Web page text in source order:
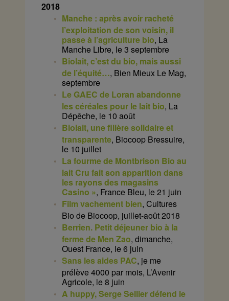
2018
Manche : après avoir racheté
l’exploitation de son voisin, il
passe à l’agriculture bio, La
Manche Libre, le 3 septembre
Biolait, c’est du bio, mais aussi
de l’équité…, Bien Mieux Le Mag,
septembre
Le GAEC de Loran abandonne
les céréales pour le lait bio, La
Dépêche, le 10 août
Biolait, une filière solidaire et
transparente, Biocoop Bressuire,
le 10 juillet
La fourme de Montbrison Bio au
lait Cru fait son apparition dans
les rayons des magasins
Casino », France Bleu, le 21 juin
Film vachement bien, Cultures
Bio de Biocoop, juillet-août 2018
Berrien. Petit déjeuner bio à la
ferme de Men Zao, dimanche,
Ouest France, le 6 juin
Sans les aides PAC, je me
prélève 4000 par mois, L’Avenir
Agricole, le 8 juin
A huppy, Serge Sellier défend le